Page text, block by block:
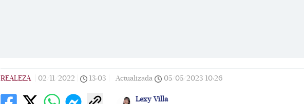
REALEZA 02/11/2022 13:03 Actualizada 05/05/2023 10:26
Lexy Villa